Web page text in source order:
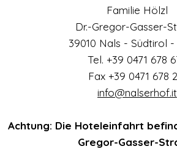
Familie Hölzl
Dr.-Gregor-Gasser-
39010 Nals - Südtirol
Tel. +39 0471 678
Fax +39 0471 678
info@nalserhof.it
Achtung: Die Hoteleinfahrt
Gregor-Gasser-